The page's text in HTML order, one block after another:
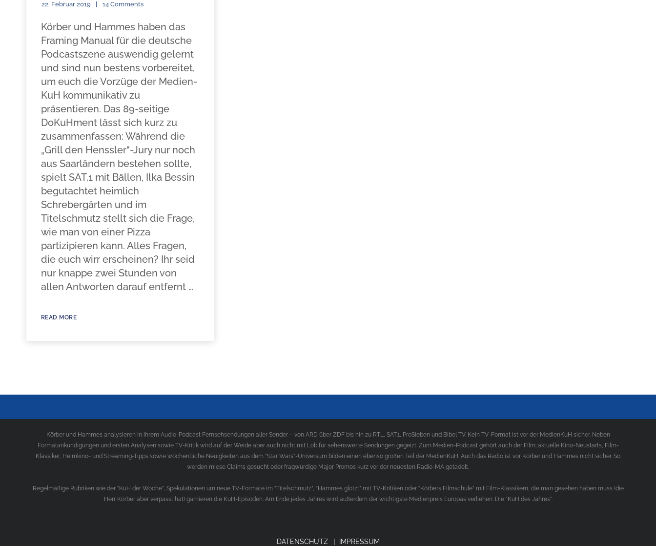
22. Februar 2019 14 Comments
Körber und Hammes haben das
Framing Manual für die deutsche
Podcastszene auswendig gelernt
und sind nun bestens vorbereitet,
um euch die Vorzüge der Medien-
KuH kommunikativ zu
präsentieren. Das 89-seitige
DoKuHment lässt sich kurz zu
zusammenfassen: Während die
„Grill den Henssler“-Jury nur noch
aus Saarländern bestehen sollte,
spielt SAT.1 mit Bällen, Ilka Bessin
begutachtet heimlich
Schrebergärten und im
Titelschmutz stellt sich die Frage,
wie man von einer Pizza
partizipieren kann. Alles Fragen,
die euch wirr erscheinen? Ihr seid
nur knappe zwei Stunden von
allen Antworten darauf entfernt …
READ MORE
Körber und Hammes analysieren in ihrem Audio-Podcast Fernsehsendungen aller Sender – von ARD über ZDF bis hin zu RTL, SAT.1, ProSieben und Bibel TV. Kein TV-Format ist vor der MedienKuH sicher. Neben
Formatankündigungen und ersten Analysen sowie TV-Kritik wird auf der Weide aber auch nicht mit Lob für sehenswerte Sendungen gegeizt. Zum Medien-Podcast gehört auch der Film; aktuelle Kino-Neustarts, Film-
Klassiker, Heimkino- und Streaming-Tipps sowie wöchentliche Neuigkeiten aus dem “Star Wars”-Universum bilden einen ebenso großen Teil der MedienKuH. Auch das Radio ist vor Körber und Hammes nicht sicher. So
werden miese Claims gesucht oder fragwürdige Major Promos kurz vor der neuesten Radio-MA getadelt.
Regelmäßige Rubriken wie der “KuH der Woche”, Spekulationen um neue TV-Formate im “Titelschmutz”, “Hammes glotzt” mit TV-Kritiken oder “Körbers Filmschule” mit Film-Klassikern, die man gesehen haben muss (die
Herr Körber aber verpasst hat) garnieren die KuH-Episoden. Am Ende jedes Jahres wird außerdem der wichtigste Medienpreis Europas verliehen: Die “KuH des Jahres”.
DATENSCHUTZ| IMPRESSUM